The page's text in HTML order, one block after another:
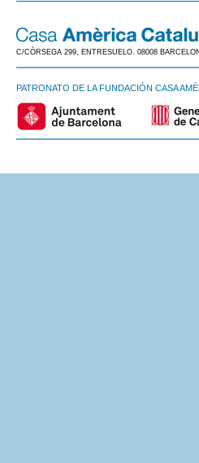
C/CÒRSEGA 299, ENTRESUELO. 08008
PATRONATO DE LA FUNDACIÓN CASA